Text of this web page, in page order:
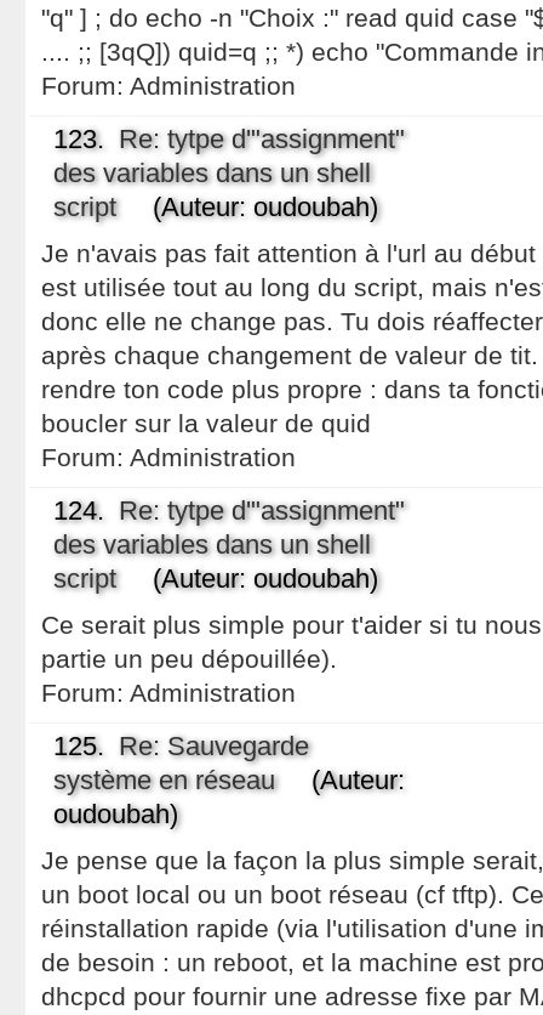
"q" ] ; do echo -n "Choix :" read quid case
.... ;; [3qQ]) quid=q ;; *) echo "Commande
Forum: Administration
123. Re: tytpe d'"assignment"
des variables dans un shell
script(Auteur: oudoubah)
Je n'avais pas fait attention à l'url au
est utilisée tout au long du script, mais
donc elle ne change pas. Tu dois
après chaque changement de valeur de
rendre ton code plus propre : dans ta
boucler sur la valeur de quid
Forum: Administration
124. Re: tytpe d'"assignment"
des variables dans un shell
script(Auteur: oudoubah)
Ce serait plus simple pour t'aider si tu
partie un peu dépouillée).
Forum: Administration
125. Re: Sauvegarde
système en réseau(Auteur:
oudoubah)
Je pense que la façon la plus simple
un boot local ou un boot réseau (cf tftp).
réinstallation rapide (via l'utilisation d'une
de besoin : un reboot, et la machine est
dhcpcd pour fournir une adresse fixe par